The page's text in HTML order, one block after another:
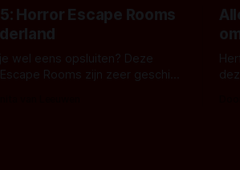
Horror Escape Rooms
wel eens opsluiten? Deze
Rooms zijn zeer geschikt